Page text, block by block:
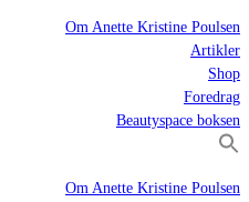
Om Anette Kristine Poulsen
Artikler
Shop
Foredrag
Beautyspace boksen
Om Anette Kristine Poulsen